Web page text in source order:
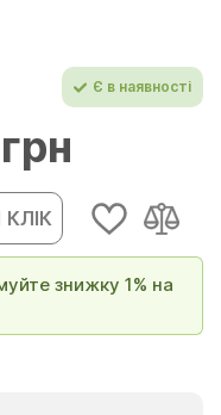
Є в наявності
знижку 1% на